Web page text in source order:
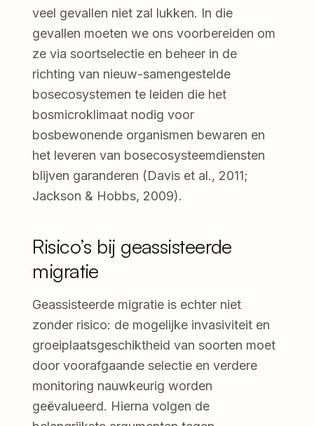
veel gevallen niet zal lukken. In die
gevallen moeten we ons voorbereiden om
ze via soortselectie en beheer in de
richting van nieuw-samengestelde
bosecosystemen te leiden die het
bosmicroklimaat nodig voor
bosbewonende organismen bewaren en
het leveren van bosecosysteemdiensten
blijven garanderen (Davis et al., 2011;
Jackson & Hobbs, 2009).
Risico’s bij geassisteerde
migratie
Geassisteerde migratie is echter niet
zonder risico: de mogelijke invasiviteit en
groeiplaatsgeschiktheid van soorten moet
door voorafgaande selectie en verdere
monitoring nauwkeurig worden
geëvalueerd. Hierna volgen de